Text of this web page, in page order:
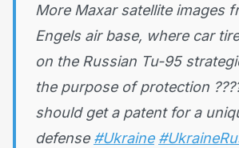
More Maxar satellite images
Engels air base, where car
on the Russian Tu-95
the purpose of protection
should get a patent for a
defense #Ukraine